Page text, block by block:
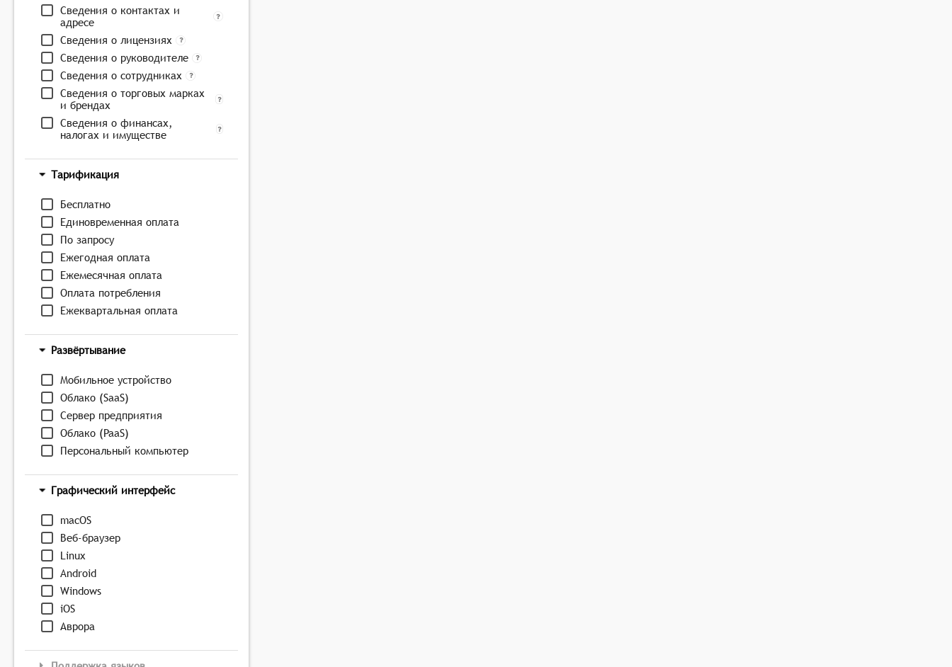
Сведения о контактах и
адресе
Сведения о лицензиях
Сведения о руководителе
Сведения о сотрудниках
Сведения о торговых марках
и брендах
Сведения о финансах,
налогах и имуществе
Тарификация
Бесплатно
Единовременная оплата
По запросу
Ежегодная оплата
Ежемесячная оплата
Оплата потребления
Ежеквартальная оплата
Развёртывание
Мобильное устройство
Облако (SaaS)
Сервер предприятия
Облако (PaaS)
Персональный компьютер
Графический интерфейс
macOS
Веб-браузер
Linux
Android
Windows
iOS
Аврора